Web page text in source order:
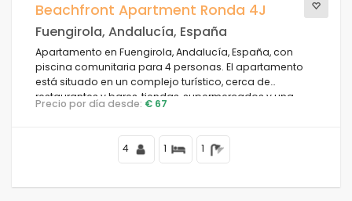
Beachfront Apartment Ronda 4J
Fuengirola, Andalucía, España
Apartamento en Fuengirola, Andalucía, España, con
piscina comunitaria para 4 personas. El apartamento
está situado en un complejo turístico, cerca de
restaurantes y bares, tiendas, supermercados y una
pista de tenis, a 25 metros de la playa.
Precio por día desde: € 67
4 1 1